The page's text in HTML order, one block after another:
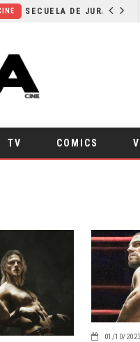
TV COMICS
01/10/2023